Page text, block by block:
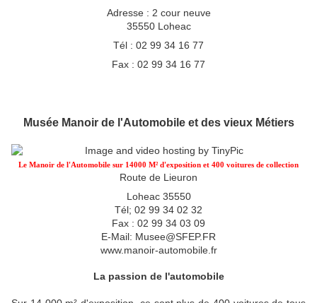
Adresse : 2 cour neuve
35550 Loheac
Tél : 02 99 34 16 77
Fax : 02 99 34 16 77
Musée Manoir de l'Automobile et des vieux Métiers
Le Manoir de l'Automobile sur 14000 M² d'exposition et 400 voitures de collection
Route de Lieuron
Loheac 35550
Tél; 02 99 34 02 32
Fax : 02 99 34 03 09
E-Mail: Musee@SFEP.FR
www.manoir-automobile.fr
La passion de l'automobile